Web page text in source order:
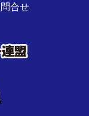
合せ